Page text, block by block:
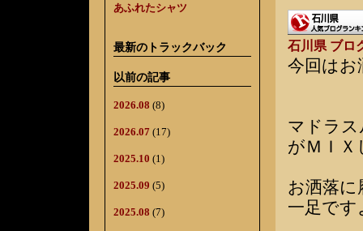
あふれたシャツ
最新のトラックバック
以前の記事
2026.08 (8)
2026.07 (17)
2025.10 (1)
2025.09 (5)
2025.08 (7)
石川県 ブロ
今回はお
マドラ
がＭＩＸ
お洒落
一足です